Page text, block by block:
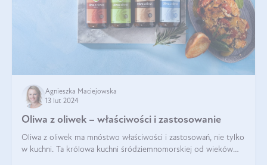
Agnieszka Maciejowska
13 lut 2024
Oliwa z oliwek – właściwości i zastosowanie
Oliwa z oliwek ma mnóstwo właściwości i zastosowań, nie tylko
w kuchni. Ta królowa kuchni śródziemnomorskiej od wieków